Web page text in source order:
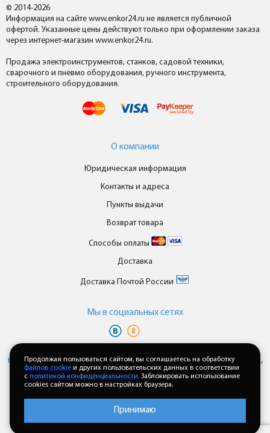
© 2014-2026
Информация на сайте www.enkor24.ru не является публичной
офертой. Указанные цены действуют только при оформлении заказа
через интернет-магазин www.enkor24.ru.
Продажа электроинструментов, станков, садовой техники,
сварочного и пневмо оборудования, ручного инструмента,
строительного оборудования.
О компании
Юридическая информация
Контакты и адреса
Пункты выдачи
Возврат товара
Способы оплаты
Доставка
Доставка Почтой России
Мы в cоциальных сетях
персональных данныхипользовательского соглашениякаждый раз,
когда оставляете свои данные в любой форме обратной связи на
сайте enkor24.ru
Продолжая пользоваться сайтом, вы соглашаетесь на обработку
файлов cookie и других пользовательских данных в соответствии
с политикой конфиденциальности. Заблокировать использование
cookies сайтом можно в настройках браузера.
Принимаю